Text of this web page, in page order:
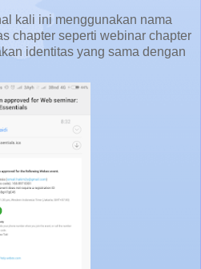
kali ini menggunakan nama
chapter seperti webinar chapter
identitas yang sama dengan